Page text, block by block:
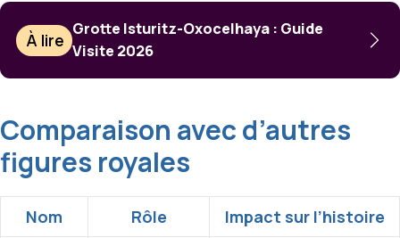
À lire
Grotte Isturitz-Oxocelhaya : Guide
Visite 2026
Comparaison avec d’autres
figures royales
Nom Rôle Impact sur l’histoire